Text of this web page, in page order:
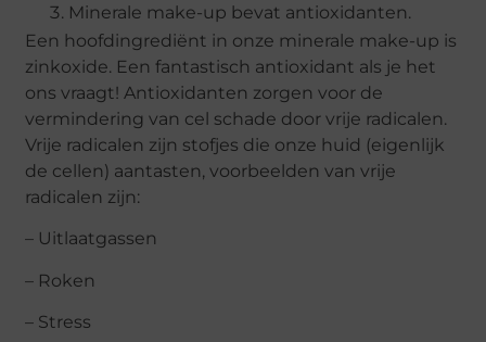
Minerale make-up bevat antioxidanten.
Een hoofdingrediënt in onze minerale make-up is
zinkoxide. Een fantastisch antioxidant als je het
ons vraagt! Antioxidanten zorgen voor de
vermindering van cel schade door vrije radicalen.
Vrije radicalen zijn stofjes die onze huid (eigenlijk
de cellen) aantasten, voorbeelden van vrije
radicalen zijn:
– Uitlaatgassen
– Roken
– Stress